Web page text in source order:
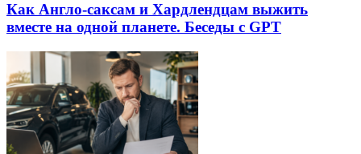
Как Англо-саксам и Хардлендцам выжить
вместе на одной планете. Беседы с GPT